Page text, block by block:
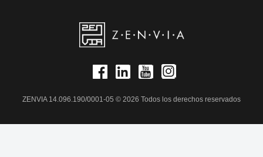
ZENVIA 14.096.190/0001-05 © 2026 Todos los derechos reservados